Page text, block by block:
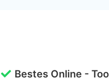
Bestes Online -